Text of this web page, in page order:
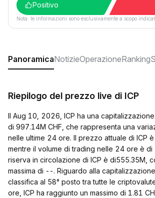
Positivo
Nota: le informazioni sono esclusivamente a scopo
PanoramicaNotizieOperazioneRanking
Riepilogo del prezzo live di ICP
Il Aug 10, 2026, ICP ha una
di 997.14M CHF, che rappresenta una
nelle ultime 24 ore. Il prezzo attuale di ICP è
mentre il volume di trading nelle 24 ore è di
riserva in circolazione di ICP è di555.35M,
massima di --. Riguardo alla
classifica al 58° posto tra tutte le
ore, ICP ha raggiunto un massimo di 1.81